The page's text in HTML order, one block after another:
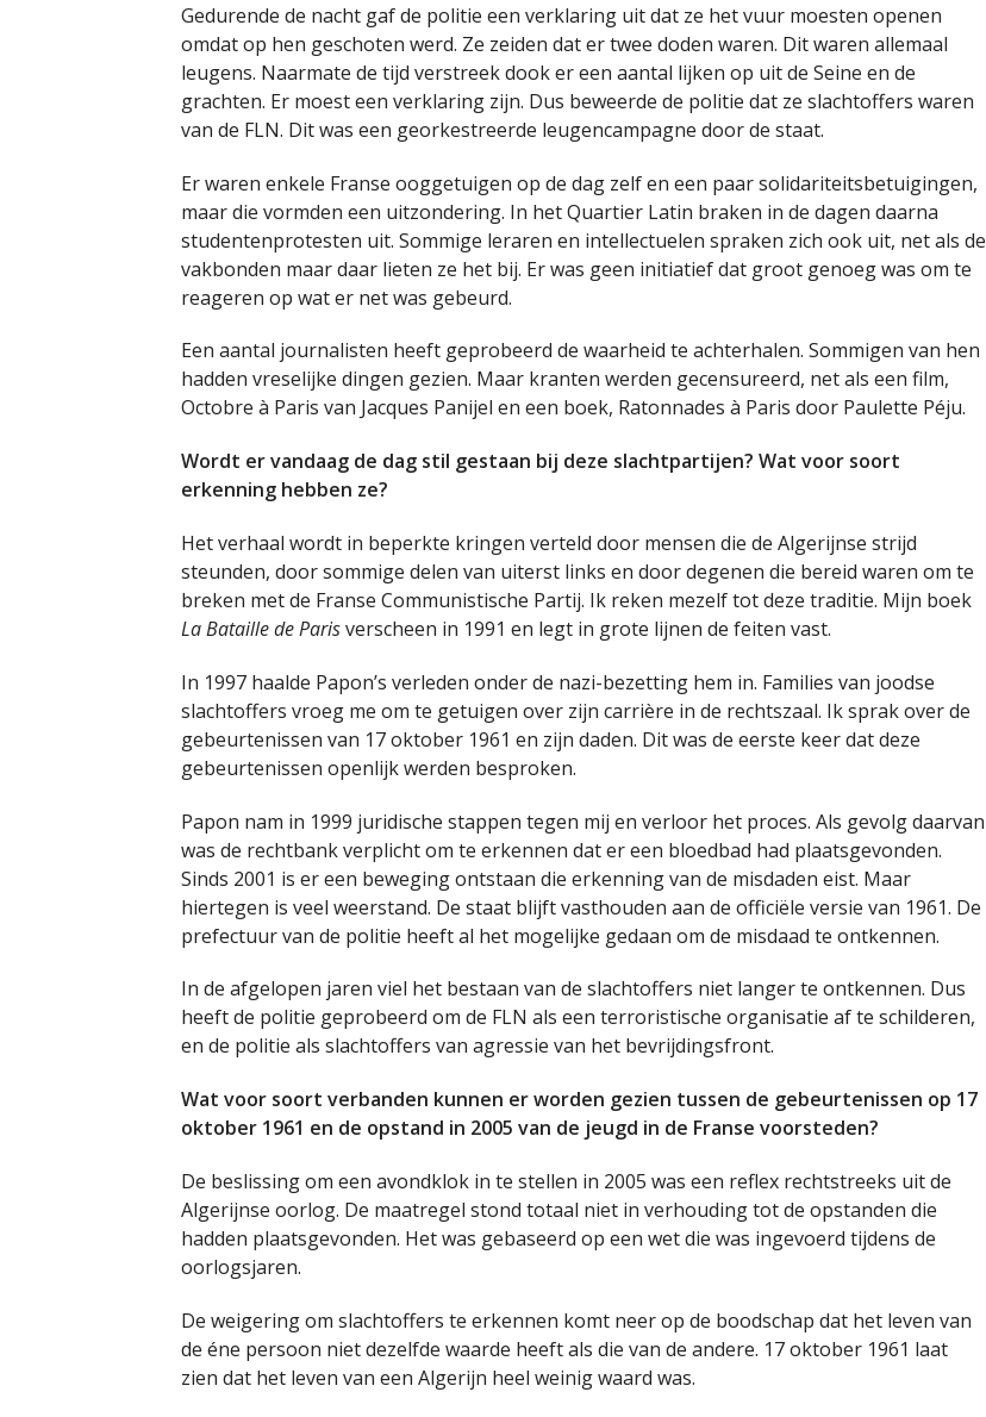
Gedurende de nacht gaf de politie een verklaring uit dat ze het vuur moesten openen
omdat op hen geschoten werd. Ze zeiden dat er twee doden waren. Dit waren allemaal
leugens. Naarmate de tijd verstreek dook er een aantal lijken op uit de Seine en de
grachten. Er moest een verklaring zijn. Dus beweerde de politie dat ze slachtoffers waren
van de FLN. Dit was een georkestreerde leugencampagne door de staat.
Er waren enkele Franse ooggetuigen op de dag zelf en een paar solidariteitsbetuigingen,
maar die vormden een uitzondering. In het Quartier Latin braken in de dagen daarna
studentenprotesten uit. Sommige leraren en intellectuelen spraken zich ook uit, net als de
vakbonden maar daar lieten ze het bij. Er was geen initiatief dat groot genoeg was om te
reageren op wat er net was gebeurd.
Een aantal journalisten heeft geprobeerd de waarheid te achterhalen. Sommigen van hen
hadden vreselijke dingen gezien. Maar kranten werden gecensureerd, net als een film,
Octobre à Paris van Jacques Panijel en een boek, Ratonnades à Paris door Paulette Péju.
Wordt er vandaag de dag stil gestaan bij deze slachtpartijen? Wat voor soort
erkenning hebben ze?
Het verhaal wordt in beperkte kringen verteld door mensen die de Algerijnse strijd
steunden, door sommige delen van uiterst links en door degenen die bereid waren om te
breken met de Franse Communistische Partij. Ik reken mezelf tot deze traditie. Mijn boek
La Bataille de Parisverscheen in 1991 en legt in grote lijnen de feiten vast.
In 1997 haalde Papon’s verleden onder de nazi-bezetting hem in. Families van joodse
slachtoffers vroeg me om te getuigen over zijn carrière in de rechtszaal. Ik sprak over de
gebeurtenissen van 17 oktober 1961 en zijn daden. Dit was de eerste keer dat deze
gebeurtenissen openlijk werden besproken.
Papon nam in 1999 juridische stappen tegen mij en verloor het proces. Als gevolg daarvan
was de rechtbank verplicht om te erkennen dat er een bloedbad had plaatsgevonden.
Sinds 2001 is er een beweging ontstaan die erkenning van de misdaden eist. Maar
hiertegen is veel weerstand. De staat blijft vasthouden aan de officiële versie van 1961. De
prefectuur van de politie heeft al het mogelijke gedaan om de misdaad te ontkennen.
In de afgelopen jaren viel het bestaan van de slachtoffers niet langer te ontkennen. Dus
heeft de politie geprobeerd om de FLN als een terroristische organisatie af te schilderen,
en de politie als slachtoffers van agressie van het bevrijdingsfront.
Wat voor soort verbanden kunnen er worden gezien tussen de gebeurtenissen op 17
oktober 1961 en de opstand in 2005 van de jeugd in de Franse voorsteden?
De beslissing om een avondklok in te stellen in 2005 was een reflex rechtstreeks uit de
Algerijnse oorlog. De maatregel stond totaal niet in verhouding tot de opstanden die
hadden plaatsgevonden. Het was gebaseerd op een wet die was ingevoerd tijdens de
oorlogsjaren.
De weigering om slachtoffers te erkennen komt neer op de boodschap dat het leven van
de éne persoon niet dezelfde waarde heeft als die van de andere. 17 oktober 1961 laat
zien dat het leven van een Algerijn heel weinig waard was.